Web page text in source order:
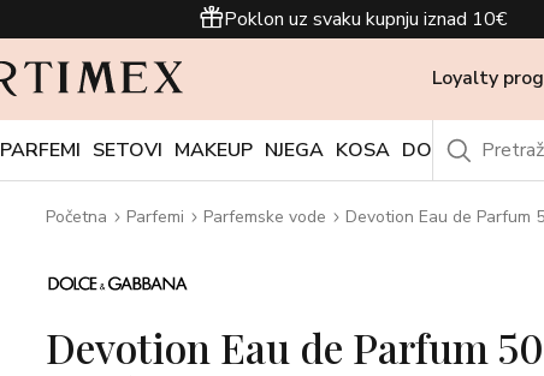
Poklon uz svaku kupnju iznad 10€
Loyalty
PARFEMI SETOVI MAKEUP NJEGA KOSA DODACI
Početna Parfemi Parfemske vode Devotion Eau de Parfum
Devotion Eau de Parfum